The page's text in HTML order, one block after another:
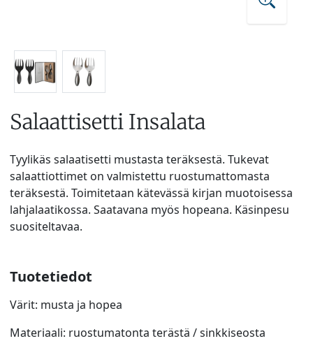
Salaattisetti Insalata
Tyylikäs salaatisetti mustasta teräksestä. Tukevat
salaattiottimet on valmistettu ruostumattomasta
teräksestä. Toimitetaan kätevässä kirjan muotoisessa
lahjalaatikossa. Saatavana myös hopeana. Käsinpesu
suositeltavaa.
Tuotetiedot
Värit: musta ja hopea
Materiaali: ruostumatonta terästä / sinkkiseosta